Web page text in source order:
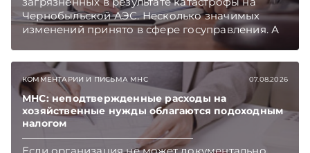
Чернобыльской АЭС. Несколько значимых
изменений принято в сфере госуправления. А
бизнесу вновь дали надежду на сокращение
который приходится изучать ежегодно.
Очередные меры по оптимизации
нормотворчества предусмотрены в
постановлении Совмина. Подписывайтесь на
Telegram‑канал и Viber. Главное об экономике
Беларуси — раньше, чем в новостях
КОММЕНТАРИИ И ПИСЬМА МНС 07.08.2026
МНС: неподтвержденные расходы на
хозяйственные нужды облагаются подоходным
налогом